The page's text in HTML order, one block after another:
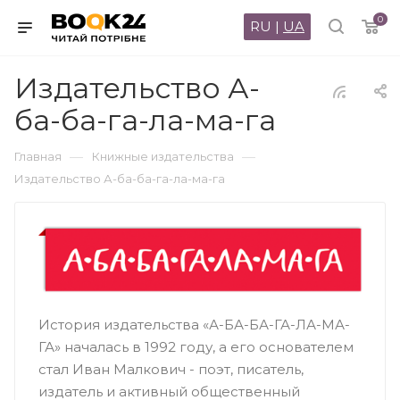
0
RU | UA
Издательство А-
ба-ба-га-ла-ма-га
Главная — Книжные издательства —
Издательство А-ба-ба-га-ла-ма-га
История издательства «А-БА-БА-ГА-ЛА-МА-
ГА» началась в 1992 году, а его основателем
стал Иван Малкович - поэт, писатель,
издатель и активный общественный